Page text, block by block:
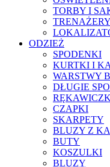
TORBY I
TRENAŻERY
ODZIEŻ
SPODENKI
KURTKI I
WARSTWY
DŁUGIE
CZAPKI
SKARPETY
BLUZY Z
BUTY
KOSZULKI
BLUZY